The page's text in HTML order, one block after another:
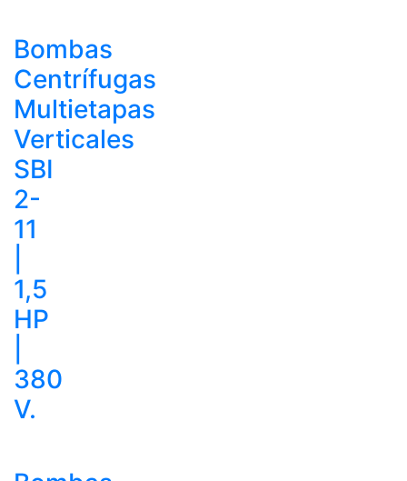
Bombas
Centrífugas
Multietapas
Verticales
SBI
2-
11
1,5
HP
380
V.